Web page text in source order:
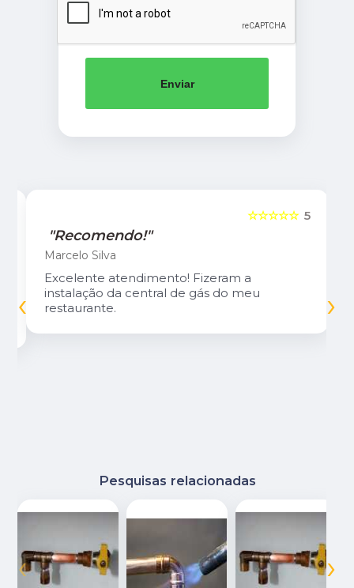
Enviar
5
☆☆☆☆☆
"Recomendo!"
Marcelo Silva
Excelente atendimento! Fizeram a
instalação da central de gás do meu
restaurante.
‹ ›
Pesquisas relacionadas
‹ ›